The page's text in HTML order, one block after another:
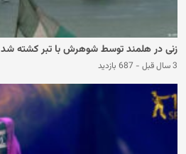
زنی در هلمند توسط شوهرش با تبر کشته شد
3 سال قبل - 687 بازدید